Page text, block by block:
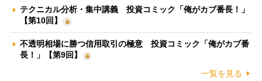
テクニカル分析・集中講義 投資コミック「俺がカブ番長！」
【第10回】
不透明相場に勝つ信用取引の極意 投資コミック「俺がカブ番
長！」【第9回】
一覧を見る